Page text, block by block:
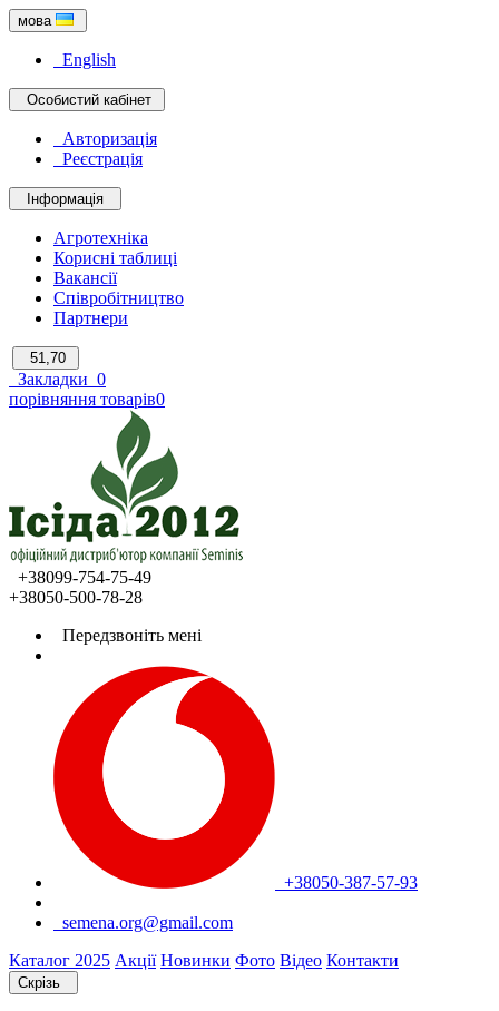
мова
English
Особистий кабінет
Авторизація
Реєстрація
Інформація
Агротехніка
Корисні таблиці
Вакансії
Співробітництво
Партнери
51,70
Закладки 0
порівняння товарів0
+38099-754-75-49
+38050-500-78-28
Передзвоніть мені
+38050-387-57-93
semena.org@gmail.com
Каталог 2025 Акції Новинки Фото Відео Контакти
Скрізь